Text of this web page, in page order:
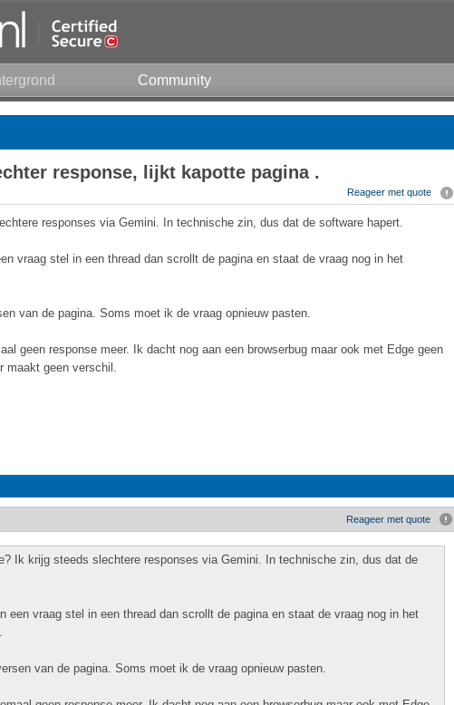
Community
response, lijkt kapotte pagina .
Reageer met quote
responses via Gemini. In technische zin, dus dat de software hapert.
vraag stel in een thread dan scrollt de pagina en staat de vraag nog in het
van de pagina. Soms moet ik de vraag opnieuw pasten.
geen response meer. Ik dacht nog aan een browserbug maar ook met Edge geen
maakt geen verschil.
Reageer met quote
Ik krijg steeds slechtere responses via Gemini. In technische zin, dus dat de
een vraag stel in een thread dan scrollt de pagina en staat de vraag nog in het
van de pagina. Soms moet ik de vraag opnieuw pasten.